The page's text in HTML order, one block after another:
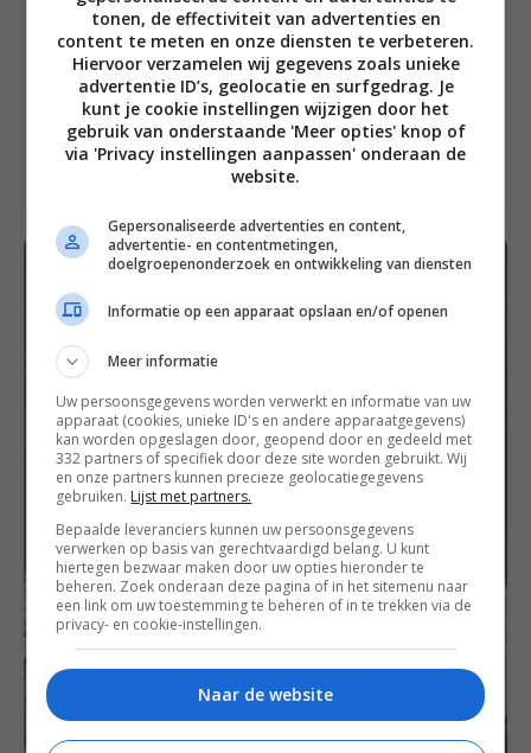
Notities
Met dit recept maak je een
hoofdgerecht voor 4 personen.
Bereiding: 40 minuten
tonen, de effectiviteit van advertenties en
content te meten en onze diensten te verbeteren.
Hiervoor verzamelen wij gegevens zoals unieke
advertentie ID’s, geolocatie en surfgedrag. Je
kunt je cookie instellingen wijzigen door het
gebruik van onderstaande 'Meer opties' knop of
via 'Privacy instellingen aanpassen' onderaan de
website.
Gepersonaliseerde advertenties en content,
advertentie- en contentmetingen,
doelgroepenonderzoek en ontwikkeling van diensten
Informatie op een apparaat opslaan en/of openen
Meer informatie
Uw persoonsgegevens worden verwerkt en informatie van uw
apparaat (cookies, unieke ID's en andere apparaatgegevens)
kan worden opgeslagen door, geopend door en gedeeld met
332 partners of specifiek door deze site worden gebruikt. Wij
en onze partners kunnen precieze geolocatiegegevens
gebruiken. Lijst met partners.
Bepaalde leveranciers kunnen uw persoonsgegevens
verwerken op basis van gerechtvaardigd belang. U kunt
hiertegen bezwaar maken door uw opties hieronder te
beheren. Zoek onderaan deze pagina of in het sitemenu naar
een link om uw toestemming te beheren of in te trekken via de
privacy- en cookie-instellingen.
Naar de website